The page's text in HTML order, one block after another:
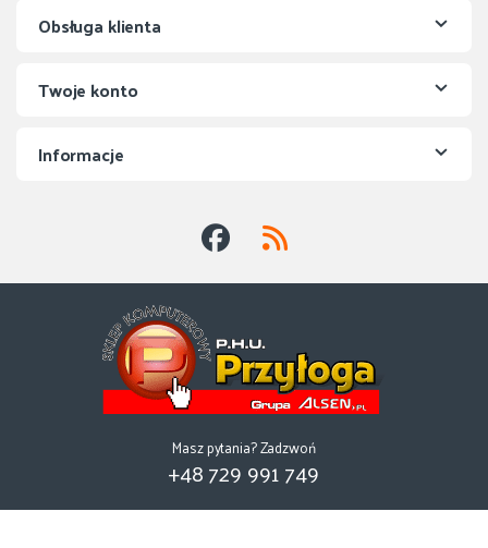
Obsługa klienta
Twoje konto
Informacje
Masz pytania? Zadzwoń
+48 729 991 749